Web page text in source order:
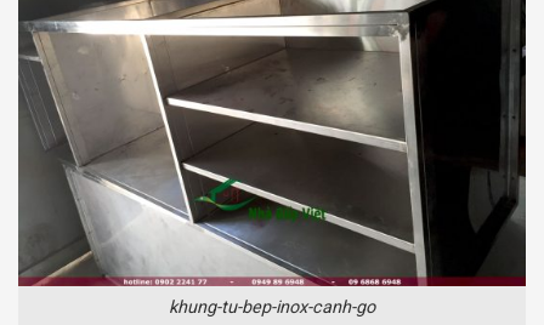
khung-tu-bep-inox-canh-go